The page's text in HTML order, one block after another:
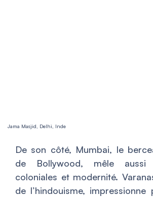
Jama Masjid, Delhi, Inde
De son côté, Mumbai, le
de Bollywood, mêle aussi
coloniales et modernité.
de l’hindouisme,